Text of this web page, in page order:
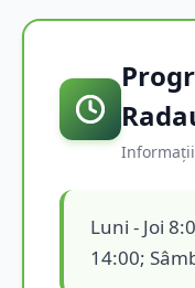
Luni - Joi
14:00;